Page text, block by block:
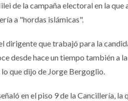
de la campaña electoral en la que
a "hordas islámicas".
dirigente que trabajó para la
desde hace un tiempo también a
que dijo de Jorge Bergoglio.
en el piso 9 de la Cancillería, la